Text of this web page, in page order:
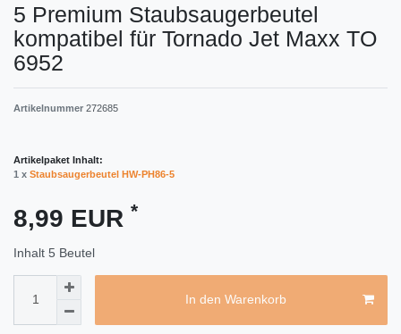
5 Premium Staubsaugerbeutel
kompatibel für Tornado Jet Maxx TO
6952
Artikelnummer 272685
Artikelpaket Inhalt:
1 x Staubsaugerbeutel HW-PH86-5
8,99 EUR *
Inhalt 5 Beutel
In den Warenkorb